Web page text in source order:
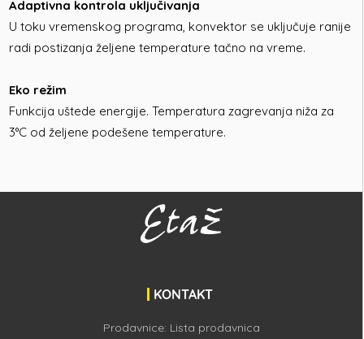
Adaptivna kontrola uključivanja
U toku vremenskog programa, konvektor se uključuje ranije
radi postizanja željene temperature tačno na vreme.
Eko režim
Funkcija uštede energije. Temperatura zagrevanja niža za
3°C od željene podešene temperature.
KONTAKT
Prodavnice: Lista prodavnica